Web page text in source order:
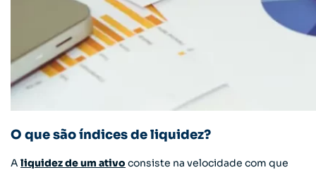
O que são índices de liquidez?
A liquidez de um ativo consiste na velocidade com que